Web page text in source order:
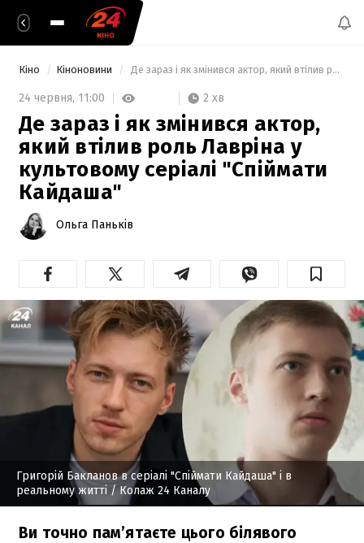
Кіно Кіноновини Де зараз і як змінився актор, який втілив роль Лавріна у культовому серіалі "Спіймати Кайдаша"
24 червня, 11:00 2 хв
Де зараз і як змінився актор,
який втілив роль Лавріна у
культовому серіалі "Спіймати
Кайдаша"
Ольга Паньків
Григорій Бакланов в серіалі "Спіймати Кайдаша" і в
реальному житті / Колаж 24 Каналу
Ви точно пам’ятаєте цього білявого